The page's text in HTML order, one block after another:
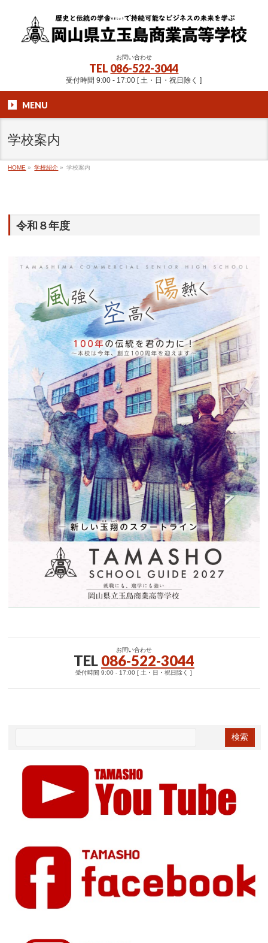
お問い合わせ
TEL 086-522-3044
受付時間 9:00 - 17:00 [ 土・日・祝日除く ]
MENU
学校案内
HOME » 学校紹介 » 学校案内
令和８年度
お問い合わせ
TEL 086-522-3044
受付時間 9:00 - 17:00 [ 土・日・祝日除く ]